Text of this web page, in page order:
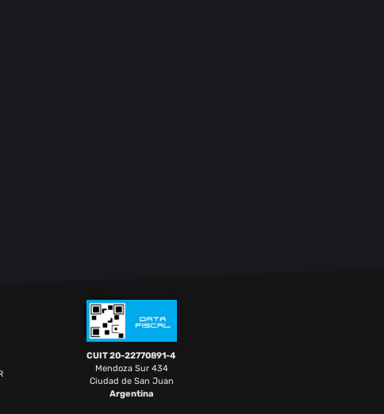
CUIT 20-22770891-4
Mendoza Sur 434
Ciudad de San Juan
Argentina